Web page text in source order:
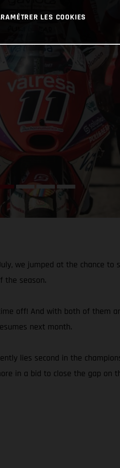
we jumped at the chance to
the season.
off! And with both of them
next month.
lies second in the
in a bid to close the gap on
LES COOKIES